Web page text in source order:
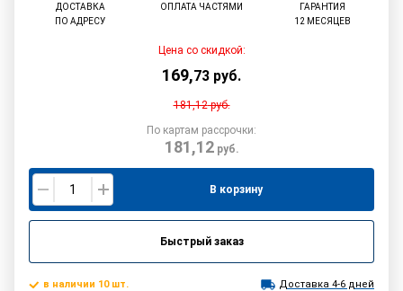
ДОСТАВКА
ПО АДРЕСУ
ОПЛАТА ЧАСТЯМИ
ГАРАНТИЯ
12 МЕСЯЦЕВ
Цена со скидкой:
169,73 руб.
181,12руб.
По картам рассрочки:
181,12руб.
В корзину
Быстрый заказ
в наличии 10 шт. Доставка 4-6 дней